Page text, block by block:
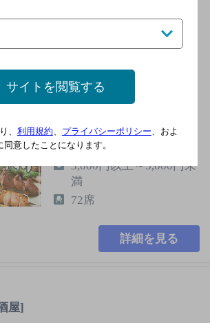
二番町本店 [居酒屋]
解の程よろしくお願いいたしま
駅 徒歩3分
水曜日
3,000円以上～5,000円未
満
72席
詳細を見る
屋]
サイトを閲覧する
、 利用規約 プライバシーポリシー 、およ
意したことになります。